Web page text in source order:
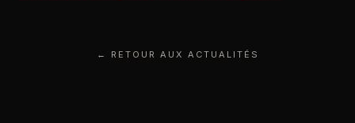
← RETOUR AUX ACTUALITÉS